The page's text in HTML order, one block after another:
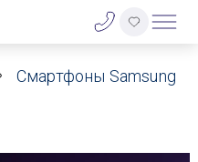
Смартфоны Samsung